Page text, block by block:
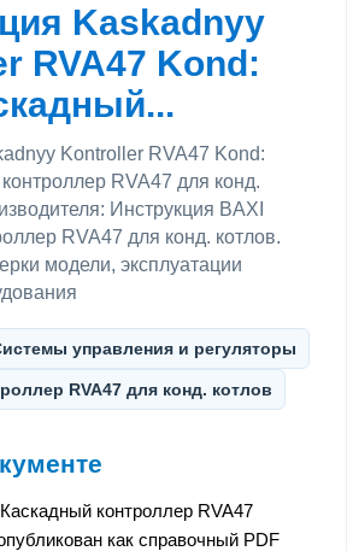
Kaskadnyy
RVA47 Kond:
Kontroller RVA47 Kond:
RVA47 для конд.
Инструкция BAXI
RVA47 для конд. котлов.
модели, эксплуатации
управления и регуляторы
RVA47 для конд. котлов
контроллер RVA47
как справочный PDF